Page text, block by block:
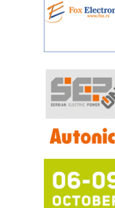
Filtration
rešenja za
procesnim
Art Utopia
RILINEX
FANUC:
automatizaciju
Efikasno
Proizvodnja
mrežnog
hlađenjem